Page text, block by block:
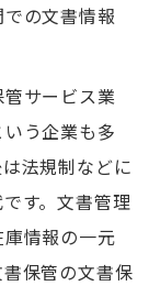
の文書情報
サービス業
う企業も多
法規制などに
す。文書管理
情報の一元
保管の文書保